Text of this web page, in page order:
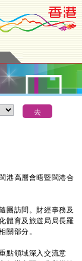
港高層會晤暨閩港合
訪問。財經事務及
體育及旅遊局局長羅
關部分。
點領域深入交流意